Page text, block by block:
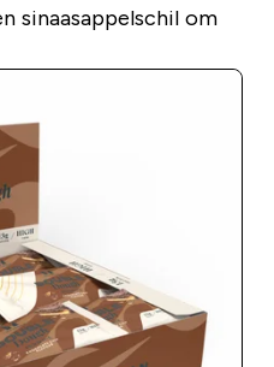
sinaasappelschil om